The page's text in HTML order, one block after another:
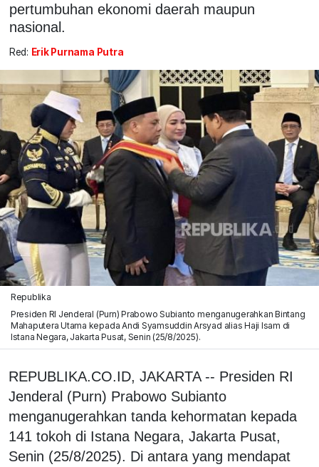
pertumbuhan ekonomi daerah maupun
nasional.
Red: Erik Purnama Putra
Republika
Presiden RI Jenderal (Purn) Prabowo Subianto menganugerahkan Bintang
Mahaputera Utama kepada Andi Syamsuddin Arsyad alias Haji Isam di
Istana Negara, Jakarta Pusat, Senin (25/8/2025).
REPUBLIKA.CO.ID, JAKARTA -- Presiden RI
Jenderal (Purn) Prabowo Subianto
menganugerahkan tanda kehormatan kepada
141 tokoh di Istana Negara, Jakarta Pusat,
Senin (25/8/2025). Di antara yang mendapat